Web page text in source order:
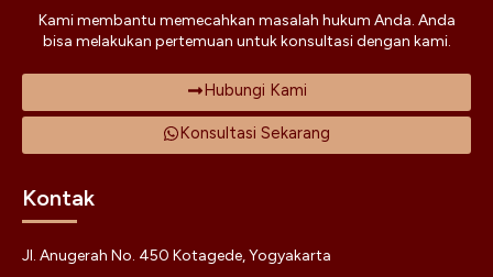
Kami membantu memecahkan masalah hukum Anda. Anda
bisa melakukan pertemuan untuk konsultasi dengan kami.
Hubungi Kami
Konsultasi Sekarang
Kontak
Jl. Anugerah No. 450 Kotagede, Yogyakarta